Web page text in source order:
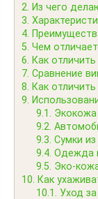
2.
Из чего
3.
4.
5. Чем
6.
Как
7. Сравнение
8.
Как
9.
9.1.
9.2.
9.3. Сумки
9.4. Одежда
9.5. Эко-
10.
Как
10.1.
Уход